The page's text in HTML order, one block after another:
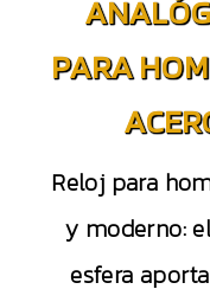
PARA
Reloj para
y moderno:
esfera